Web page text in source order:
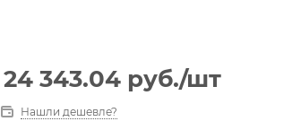
24 343.04 руб./шт
Нашли дешевле?